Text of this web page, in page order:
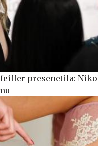
presenetila: